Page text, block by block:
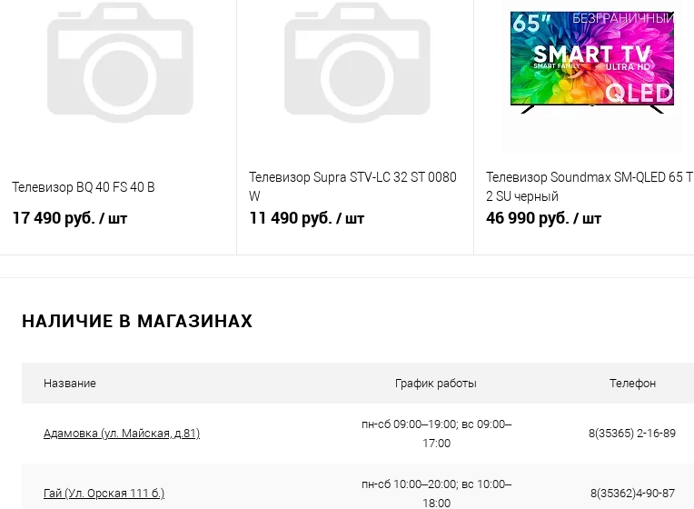
Купить в 1 клик
К сравнению
В избранное
В наличии
Купить в 1 клик
К сравнению
В избранное
В наличии
Купить в 1 клик
К сравнению
В избранное
В наличии
Телевизор BQ 40 FS 40 B
17 490 руб. / шт
Купить в 1 клик
К сравнению
Телевизор Supra STV-LC 32 ST 0080
W
11 490 руб. / шт
Телевизор Soundmax SM-QLED 65 T
2 SU черный
46 990 руб. / шт
НАЛИЧИЕ В МАГАЗИНАХ
Название График работы Телефон
Адамовка (ул. Майская, д.81)
пн-сб 09:00–19:00; вс 09:00–
17:00
8(35365) 2-16-89
Гай (Ул. Орская 111 б.)
пн-сб 10:00–20:00; вс 10:00–
18:00
8(35362)4-90-87